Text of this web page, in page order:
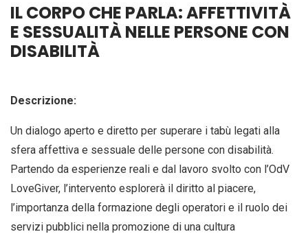
IL CORPO CHE PARLA: AFFETTIVITÀ
E SESSUALITÀ NELLE PERSONE CON
DISABILITÀ
Descrizione:
Un dialogo aperto e diretto per superare i tabù legati alla
sfera affettiva e sessuale delle persone con disabilità.
Partendo da esperienze reali e dal lavoro svolto con l’OdV
LoveGiver, l’intervento esplorerà il diritto al piacere,
l’importanza della formazione degli operatori e il ruolo dei
servizi pubblici nella promozione di una cultura